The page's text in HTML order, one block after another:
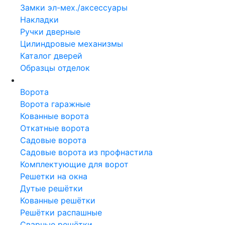
Замки эл-мех./аксессуары
Накладки
Ручки дверные
Цилиндровые механизмы
Каталог дверей
Образцы отделок
Ворота
Ворота гаражные
Кованные ворота
Откатные ворота
Садовые ворота
Садовые ворота из профнастила
Комплектующие для ворот
Решетки на окна
Дутые решётки
Кованные решётки
Решётки распашные